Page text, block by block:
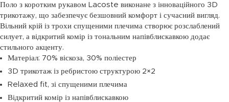
Поло з коротким рукавом Lacoste виконане з інноваційного 3D
трикотажу, що забезпечує безшовний комфорт і сучасний вигляд.
Вільний крій із трохи спущеними плечима створює розслаблений
силует, а відкритий комір із тональним напівблискавкою додає
стильного акценту.
Матеріал: 70% віскоза, 30% поліестер
3D трикотаж із ребристою структурою 2×2
Relaxed fit, зі спущеними плечима
Відкритий комір із напівблискавкою